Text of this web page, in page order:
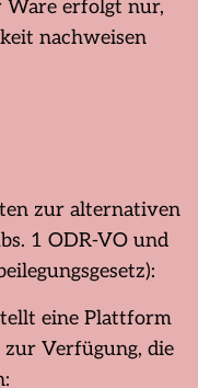
Ware erfolgt nur,
nachweisen
zur alternativen
1 ODR-VO und
eine Plattform
zur Verfügung, die